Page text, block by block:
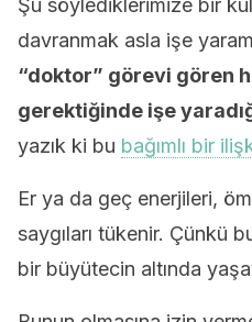
Şu söylediklerimize bir
davranmak asla işe
“doktor” görevi gören
gerektiğinde işe
yazık ki bu bağımlı bir
Er ya da geç enerjileri,
saygıları tükenir. Çünkü
bir büyütecin altında